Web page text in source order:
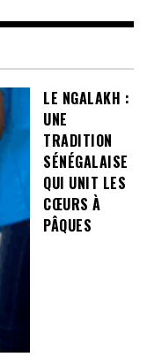
LE NGALAKH :
UNE
TRADITION
SÉNÉGALAISE
QUI UNIT LES
CŒURS À
PÂQUES